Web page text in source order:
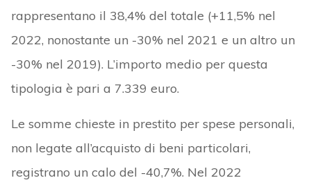
rappresentano il 38,4% del totale (+11,5% nel
2022, nonostante un -30% nel 2021 e un altro un
-30% nel 2019). L’importo medio per questa
tipologia è pari a 7.339 euro.
Le somme chieste in prestito per spese personali,
non legate all’acquisto di beni particolari,
registrano un calo del -40,7%. Nel 2022